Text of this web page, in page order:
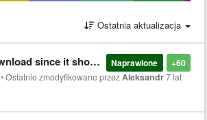
Ostatnia aktualizacja
+60
Naprawione
it shows "์No link were found"
•Ostatnio zmodyfikowane przezAleksandr7 lat